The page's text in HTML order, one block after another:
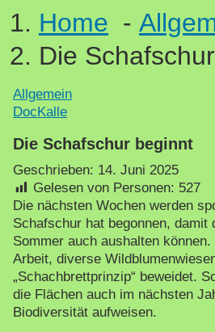
Home -
Die
Allgemein
DocKalle
Die Schafschur beginnt
Geschrieben: 14. Juni 2025
Gelesen von Personen: 527
Die nächsten Wochen werden
Schafschur hat begonnen, damit
Sommer auch aushalten
Arbeit, diverse
„Schachbrettprinzip“ beweidet.
die Flächen auch im nächsten
Biodiversität aufweisen.